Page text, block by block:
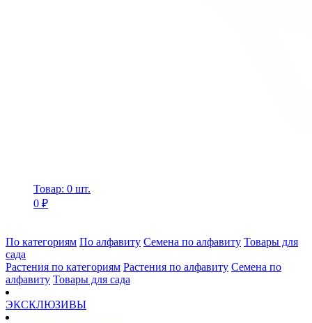
Товар: 0 шт.
0 ₽
По категориям По алфавиту Семена по алфавиту Товары для
сада
Растения по категориям Растения по алфавиту Семена по
алфавиту Товары для сада
ЭКСКЛЮЗИВЫ